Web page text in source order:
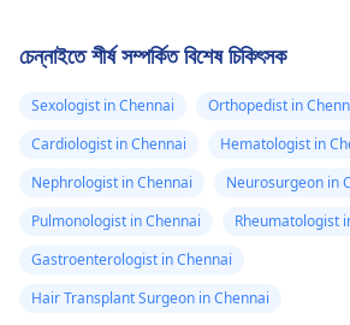
চেন্নাইতে শীর্ষ সম্পর্কিত বিশেষ চিকিৎসক
Sexologist in Chennai
Orthopedist in
Cardiologist in Chennai
Hematologist in
Nephrologist in Chennai
Neurosurgeon in
Pulmonologist in Chennai
Rheumatologist
Gastroenterologist in Chennai
Hair Transplant Surgeon in Chennai